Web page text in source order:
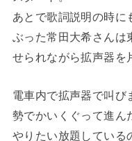
あとで歌詞説明の時に
ぶった常田大希さんは
せられながら拡声器を
電車内で拡声器で叫び
勢でかいくぐって進ん
やりたい放題している